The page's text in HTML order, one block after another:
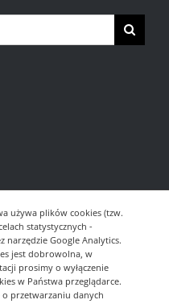
używa plików cookies (tzw.
statystycznych -
narzędzie Google Analytics.
jest dobrowolna, w
prosimy o wyłączenie
w Państwa przeglądarce.
o przetwarzaniu danych